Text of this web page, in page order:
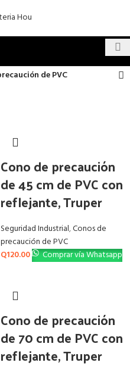
de PVC
Cono de precaución
de 45 cm de PVC con
reflejante, Truper
Seguridad Industrial,Conos de
precaución de PVC
Q120.00 Comprar vía Whatsapp
Cono de precaución
de 70 cm de PVC con
reflejante, Truper